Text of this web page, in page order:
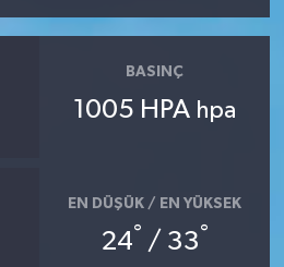
BASINÇ
1005 HPA hpa
EN DÜŞÜK / EN YÜKSEK
24° / 33°